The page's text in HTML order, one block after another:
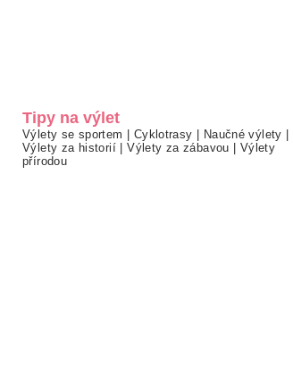
Tipy na výlet
Výlety se sportem Cyklotrasy Naučné výlety
Výlety za historií |Výlety za zábavou
Výlety
přírodou